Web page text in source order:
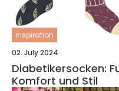
inspiration
02. July 2024
Diabetikersocken:
Komfort und Stil